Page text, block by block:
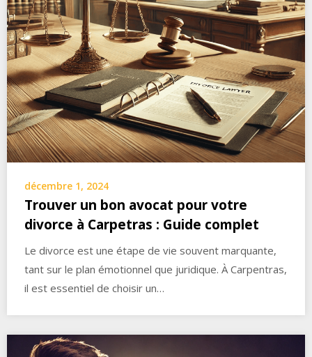
décembre 1, 2024
Trouver un bon avocat pour votre
divorce à Carpetras : Guide complet
Le divorce est une étape de vie souvent marquante,
tant sur le plan émotionnel que juridique. À Carpentras,
il est essentiel de choisir un…